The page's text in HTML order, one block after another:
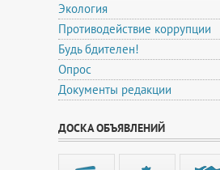
Экология
Противодействие коррупции
Будь бдителен!
Опрос
Документы редакции
ДОСКА ОБЪЯВЛЕНИЙ